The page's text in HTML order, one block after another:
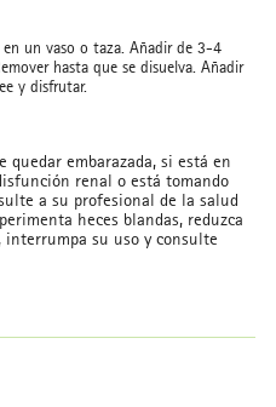
un vaso o taza. Añadir de 3-4
hasta que se disuelva. Añadir
y disfrutar.
quedar embarazada, si está en
renal o está tomando
a su profesional de la salud
heces blandas, reduzca
interrumpa su uso y consulte